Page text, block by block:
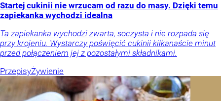
Startej cukinii nie wrzucam od razu do masy. Dzięki temu
zapiekanka wychodzi idealna
Ta zapiekanka wychodzi zwarta, soczysta i nie rozpada się
przy krojeniu. Wystarczy poświęcić cukinii kilkanaście minut
przed połączeniem jej z pozostałymi składnikami.
PrzepisyŻywienie